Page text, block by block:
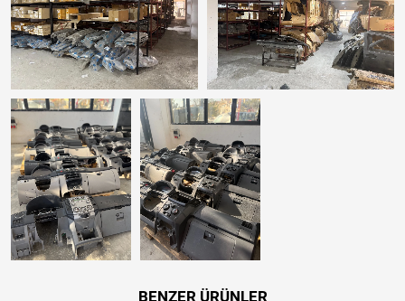
BENZER ÜRÜNLER